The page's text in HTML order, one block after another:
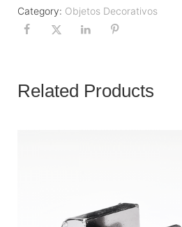
Category: Objetos Decorativos
Related Products